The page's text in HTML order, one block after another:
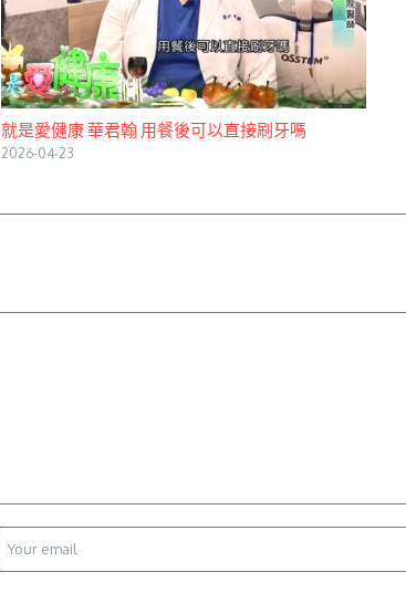
就是愛健康 華君翰 用餐後可以直接刷牙嗎
2026-04-23